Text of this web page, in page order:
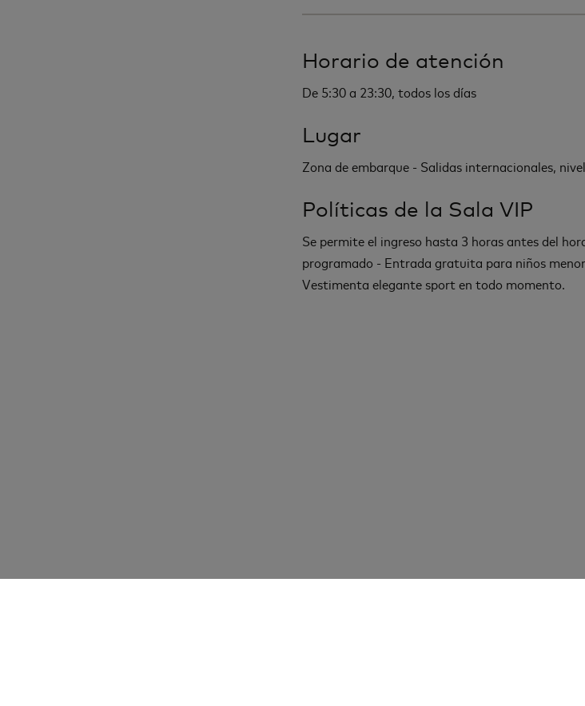
Horario de atención
De 5:30 a 23:30, todos los días
Lugar
Zona de embarque - Salidas internacionales,
Políticas de la Sala VIP
Se permite el ingreso hasta 3 horas antes del
programado - Entrada gratuita para niños
Vestimenta elegante sport en todo momento.